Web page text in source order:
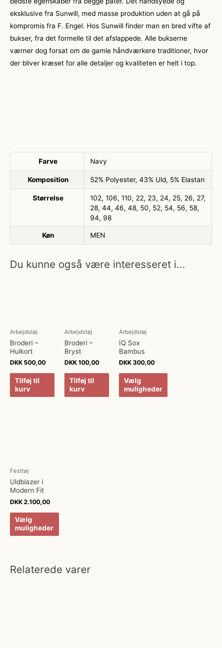
eksklusive fra Sunwill, med masse produktion uden at gå på
kompromis fra F. Engel. Hos Sunwill finder man en bred vifte af
bukser, fra det formelle til det afslappede. Alle bukserne
værner dog forsat om de gamle håndværkere traditioner, hvor
der bliver kræset for alle detaljer og kvaliteten er helt i top.
Farve Navy
Komposition 52% Polyester, 43% Uld, 5% Elastan
Størrelse
102, 106, 110, 22, 23, 24, 25, 26, 27,
28, 44, 46, 48, 50, 52, 54, 56, 58,
94, 98
Køn MEN
Du kunne også være interesseret i...
Arbejdstøj
Broderi –
Hulkort
DKK 500,00
Tilføj til
kurv
Arbejdstøj
Broderi –
Bryst
DKK100,00
Tilføj til
kurv
Arbejdstøj
IQ Sox
Bambus
DKK300,00
Vælg
muligheder
Festtøj
Uldblazer i
Modern Fit
DKK 2.100,00
Vælg
muligheder
Relaterede varer